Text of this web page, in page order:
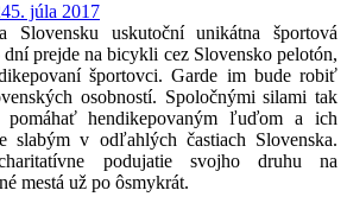
5. júla 2017
Slovensku uskutoční unikátna športová
prejde na bicykli cez Slovensko pelotón,
športovci. Garde im bude robiť
osobností. Spoločnými silami tak
pomáhať hendikepovaným ľuďom a ich
slabým v odľahlých častiach Slovenska.
podujatie svojho druhu na
mestá už po ôsmykrát.